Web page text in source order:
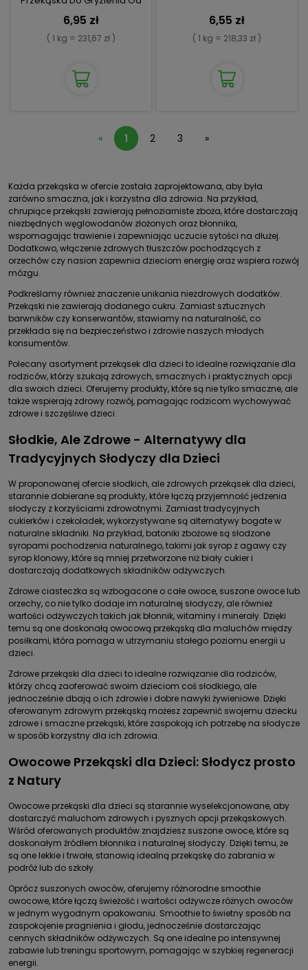
6,95 zł
( 1 kg = 231,67 zł )
6,55 zł
( 1 kg = 218,33 zł )
« 1 2 3 »
Każda przekąska w ofercie została zaprojektowana, aby była
zarówno smaczna, jak i korzystna dla zdrowia. Na przykład,
chrupiące przekąski zawierają pełnoziarniste zboża, które dostarczają
niezbędnych węglowodanów złożonych oraz błonnika,
wspomagając trawienie i zapewniając uczucie sytości na dłużej.
Dodatkowo, włączenie zdrowych tłuszczów pochodzących z
orzechów czy nasion zapewnia dzieciom energię oraz wspiera rozwój
mózgu.
Podkreślamy również znaczenie unikania niezdrowych dodatków.
Przekąski nie zawierają dodanego cukru. Zamiast sztucznych
barwników czy konserwantów, stawiamy na naturalność, co
przekłada się na bezpieczeństwo i zdrowie naszych młodych
konsumentów.
Polecany asortyment przekąsek dla dzieci to idealne rozwiązanie dla
rodziców, którzy szukają zdrowych, smacznych i praktycznych opcji
dla swoich dzieci. Oferujemy produkty, które są nie tylko smaczne, ale
także wspierają zdrowy rozwój, pomagając rodzicom wychowywać
zdrowe i szczęśliwe dzieci.
Słodkie, Ale Zdrowe - Alternatywy dla
Tradycyjnych Słodyczy dla Dzieci
W proponowanej ofercie słodkich, ale zdrowych przekąsek dla dzieci,
starannie dobierane są produkty, które łączą przyjemność jedzenia
słodyczy z korzyściami zdrowotnymi. Zamiast tradycyjnych
cukierków i czekoladek, wykorzystywane są alternatywy bogate w
naturalne składniki. Na przykład, batoniki zbożowe są słodzone
syropami pochodzenia naturalnego, takimi jak syrop z agawy czy
syrop klonowy, które są mniej przetworzone niż biały cukier i
dostarczają dodatkowych składników odżywczych.
Zdrowe ciasteczka są wzbogacone o całe owoce, suszone owoce lub
orzechy, co nie tylko dodaje im naturalnej słodyczy, ale również
wartości odżywczych takich jak błonnik, witaminy i minerały. Dzięki
temu są one doskonałą owocową przekąską dla maluchów między
posiłkami, która pomaga w utrzymaniu stałego poziomu energii u
dzieci.
Zdrowe przekąski dla dzieci to idealne rozwiązanie dla rodziców,
którzy chcą zaoferować swoim dzieciom coś słodkiego, ale
jednocześnie dbają o ich zdrowie i dobre nawyki żywieniowe. Dzięki
oferowanym zdrowym przekąską możesz zapewnić swojemu dziecku
zdrowe i smaczne przekąski, które zaspokoją ich potrzebę na słodycze
w sposób korzystny dla ich zdrowia.
Owocowe Przekąski dla Dzieci: Słodycz prosto
z Natury
Owocowe przekąski dla dzieci są starannie wyselekcjonowane, aby
dostarczyć maluchom zdrowych i pysznych opcji przekąskowych.
Wśród oferowanych produktów znajdziesz suszone owoce, które są
doskonałym źródłem błonnika i naturalnej słodyczy. Dzięki temu, że
są one lekkie i trwałe, stanowią idealną przekąskę do zabrania w
podróż lub do szkoły.
Oprócz suszonych owoców, oferujemy różnorodne smoothie
owocowe, które łączą świeżość i wartości odżywcze różnych owoców
w jednym wygodnym opakowaniu. Smoothie to świetny sposób na
zaspokojenie pragnienia i głodu, jednocześnie dostarczając
cennych składników odżywczych. Są one idealne po intensywnej
zabawie lub treningu sportowym, pomagając w szybkiej regeneracji
energii.